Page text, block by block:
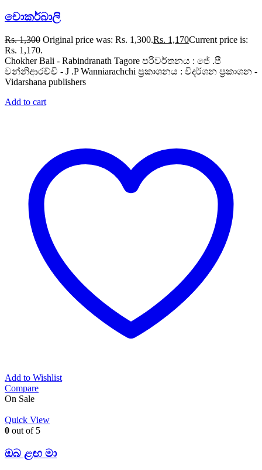
චොකර්බාලි
Rs.1,300 Original price was: Rs. 1,300.Rs. 1,170Current price is:
Rs. 1,170.
Chokher Bali - Rabindranath Tagore පරිවර්තනය : ජේ .පී
වන්නිආරච්චි - J .P Wanniarachchi ප්‍රකාශනය : විදර්ශන ප්‍රකාශන -
Vidarshana publishers
Add to cart
Add to Wishlist
Compare
On Sale
Quick View
0 out of 5
ඔබ ළඟ මා